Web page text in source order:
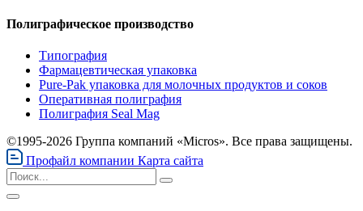
Полиграфическое производство
Типография
Фармацевтическая упаковка
Pure-Pak упаковка для молочных продуктов и соков
Оперативная полиграфия
Полиграфия Seal Mag
©1995-2026 Группа компаний «Micros». Все права защищены.
Профайл компании Карта сайта